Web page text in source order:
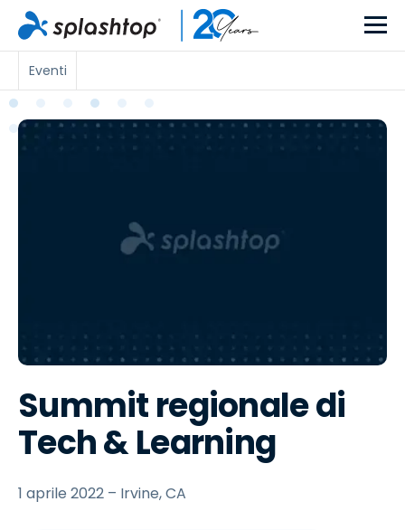
Eventi
Summit regionale di
Tech & Learning
1 aprile 2022 – Irvine, CA